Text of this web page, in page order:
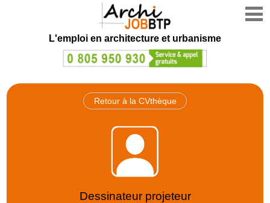
L'emploi en architecture et urbanisme
Retour à la CVthèque
Dessinateur projeteur